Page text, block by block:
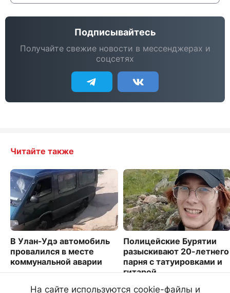
Подписывайтесь
Получайте свежие новости в мессенджерах и
соцсетях
Читайте также
В Улан-Удэ автомобиль
провалился в месте
коммунальной аварии
Полицейские Бурятии
разыскивают 20-летнего
парня с татуировками и
гитарой
4061
На сайте используются cookie-файлы и